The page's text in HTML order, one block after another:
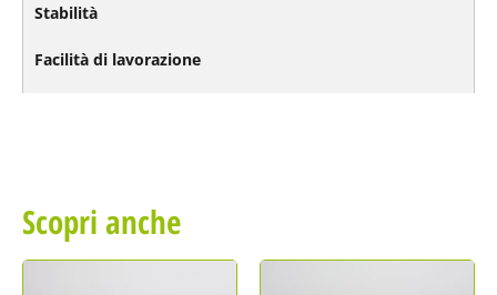
Stabilità
Facilità di lavorazione
Scopri anche